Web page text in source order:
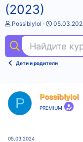
(2023)
А
т
о
т
Possiblylol
Д
а
н
а
а
Дети и родители
P Possiblylol
PREMIUM
05.03.2024